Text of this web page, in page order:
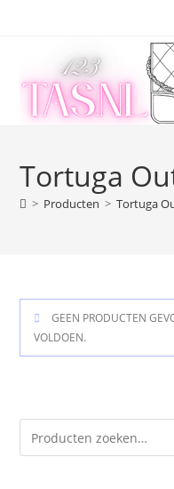
Tortuga
> Producten > Tortuga
GEEN PRODUCTEN
VOLDOEN.
Zoeken